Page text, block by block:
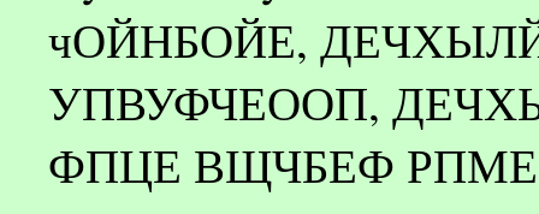
чОЙНБОЙЕ,
УПВУФЧЕООП,
ФПЦЕ ВЩЧБЕФ